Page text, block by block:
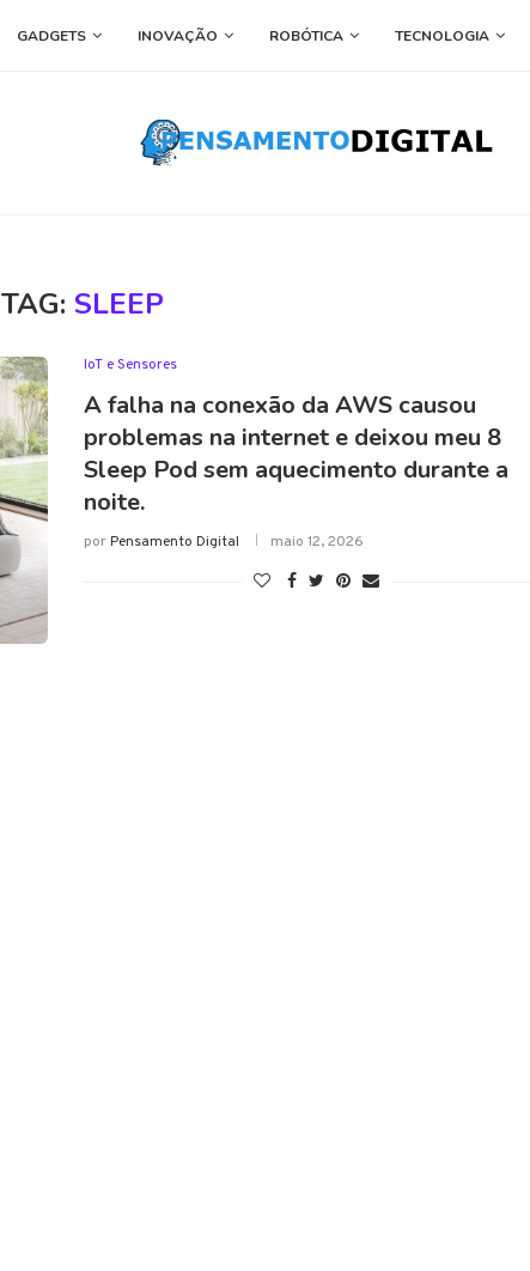
GADGETS INOVAÇÃO ROBÓTICA TECNOLOGIA
TAG: SLEEP
IoT e Sensores
A falha na conexão da AWS causou
problemas na internet e deixou meu 8
Sleep Pod sem aquecimento durante a
noite.
porPensamento Digital maio 12, 2026